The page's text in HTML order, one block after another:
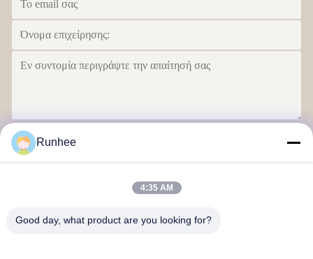
Runhee
4:35 AM
Good day, what product are you looking for?